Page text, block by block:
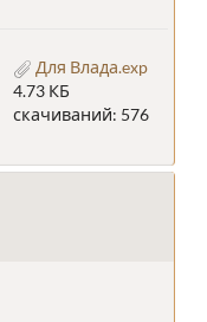
Для Влада.exp
4.73 КБ
скачиваний: 576